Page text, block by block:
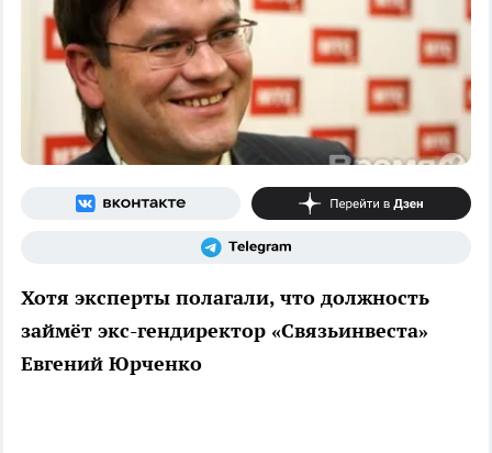
Хотя эксперты полагали, что должность
займёт экс-гендиректор «Связьинвеста»
Евгений Юрченко